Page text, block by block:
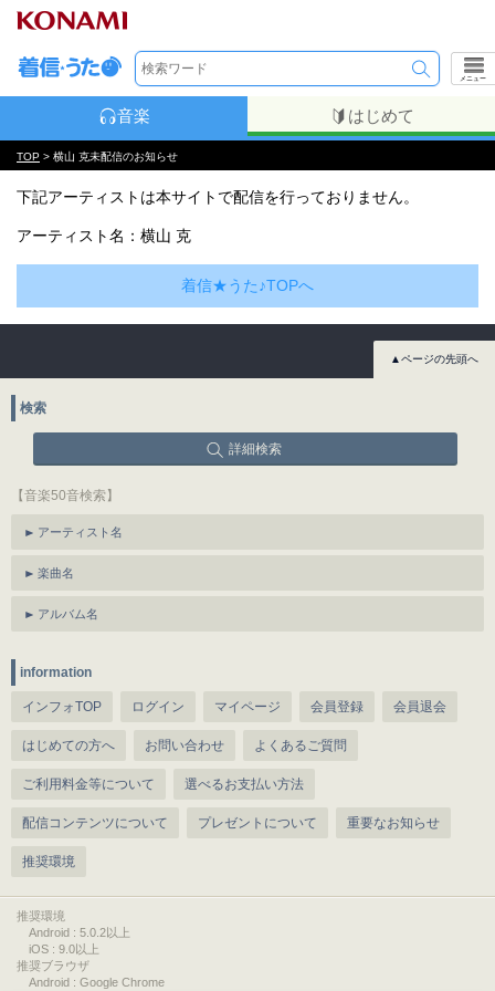
メニュー
音楽 はじめて
TOP > 横山 克未配信のお知らせ
下記アーティストは本サイトで配信を行っておりません。
アーティスト名：横山 克
着信★うた♪TOPへ
▲ページの先頭へ
検索
詳細検索
【音楽50音検索】
アーティスト名
楽曲名
アルバム名
information
インフォTOP ログイン マイページ 会員登録 会員退会
はじめての方へ お問い合わせ よくあるご質問
ご利用料金等について 選べるお支払い方法
配信コンテンツについて プレゼントについて 重要なお知らせ
推奨環境
推奨環境
Android : 5.0.2以上
iOS : 9.0以上
推奨ブラウザ
Android : Google Chrome